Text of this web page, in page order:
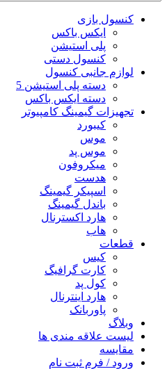
کنسول بازی
ایکس باکس
پلی استیشن
کنسول دستی
لوازم جانبی کنسول
دسته پلی استیشن 5
دسته ایکس باکس
تجهیزات گیمینگ کامپیوتر
کیبورد
موس
موس پد
میکروفون
هدست
اسپیکر گیمینگ
باندل گیمینگ
هارد اکسترنال
هاب
قطعات
کیس
کارت گرافیگ
کول پد
هارد اینترنال
پاوربانک
وبلاگ
لیست علاقه مندی ها
مقایسه
ورود / فرم ثبت نام